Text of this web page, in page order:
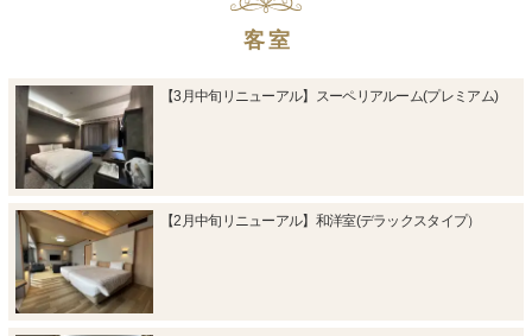
客 室
【3月中旬リニューアル】スーペリアルーム(プレミアム)
【2月中旬リニューアル】和洋室(デラックスタイプ）